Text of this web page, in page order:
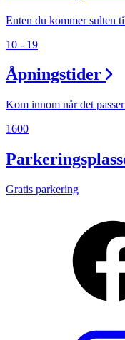
Enten du kommer sulten
10 - 19
Åpningstider
Kom innom når det
1600
Gratis parkering